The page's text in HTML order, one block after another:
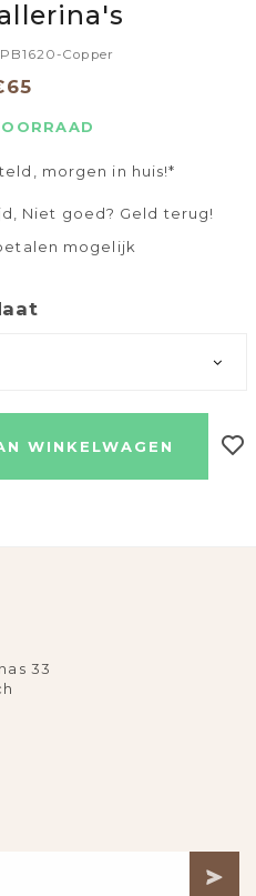
Copper
morgen in huis!*
Niet goed? Geld terug!
mogelijk
WINKELWAGEN
33